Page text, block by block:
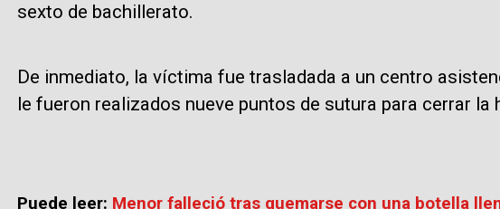
sexto de bachillerato.
De inmediato, la víctima fue trasladada a un centro
le fueron realizados nueve puntos de sutura para cerrar la
Puede leer: Menor falleció tras quemarse con una botella